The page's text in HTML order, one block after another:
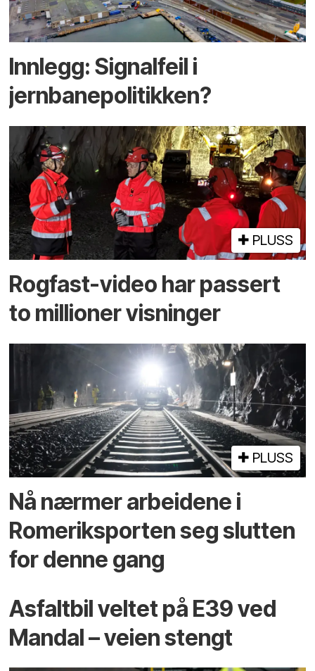
Innlegg: Signalfeil i
jernbanepolitikken?
PLUSS
Rogfast-video har passert
to millioner visninger
PLUSS
Nå nærmer arbeidene i
Romeriksporten seg slutten
for denne gang
Asfaltbil veltet på E39 ved
Mandal – veien stengt